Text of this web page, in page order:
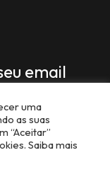
email
uma
as suas
“Aceitar”
Saiba mais